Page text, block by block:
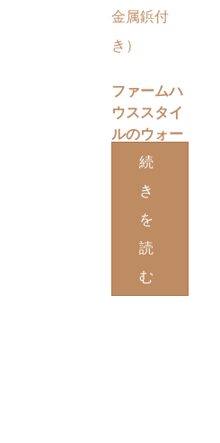
ファームハ
ウススタイ
ルのウォー
ルナット仕
ティングシ
ェルフ（装
飾的な金属
続
き
を
読
む